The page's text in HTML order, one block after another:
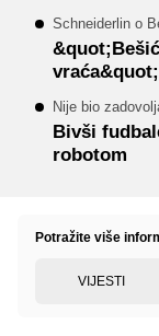
Schneiderlin o
vraća&quot;
Nije bio
Bivši
robotom
Potražite više
VIJESTI